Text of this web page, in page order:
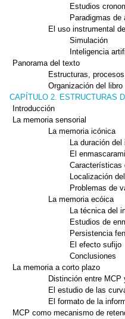
Estudios
Paradigmas de
El uso instrumental
Simulación
Inteligencia
Panorama del texto
Estructuras,
Organización del libro
CAPÍTULO 2. ESTRUCTURAS
Introducción
La memoria sensorial
La memoria icónica
La duración del
El
Características
Localización
Problemas de
La memoria ecóica
La técnica del
Estudios de
Persistencia
El efecto sufijo
Conclusiones
La memoria a corto plazo
Distinción entre MCP
El estudio de las
El formato de la
MCP como mecanismo de